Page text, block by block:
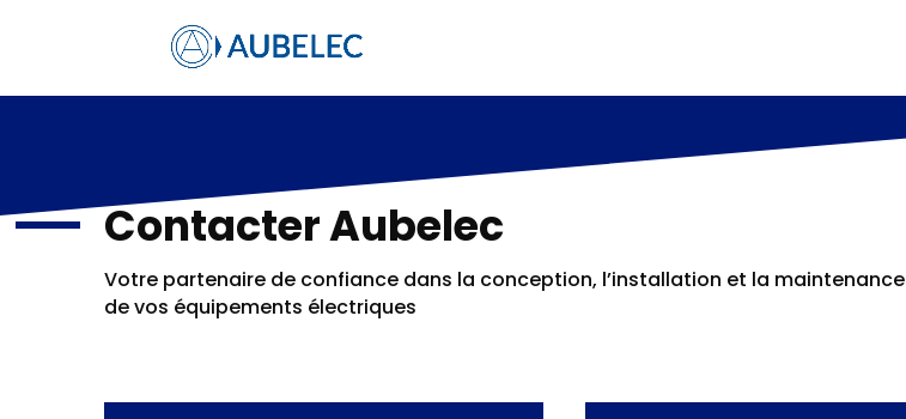
Contacter Aubelec
Votre partenaire de confiance dans la conception, l’installation et la maintenance
de vos équipements électriques